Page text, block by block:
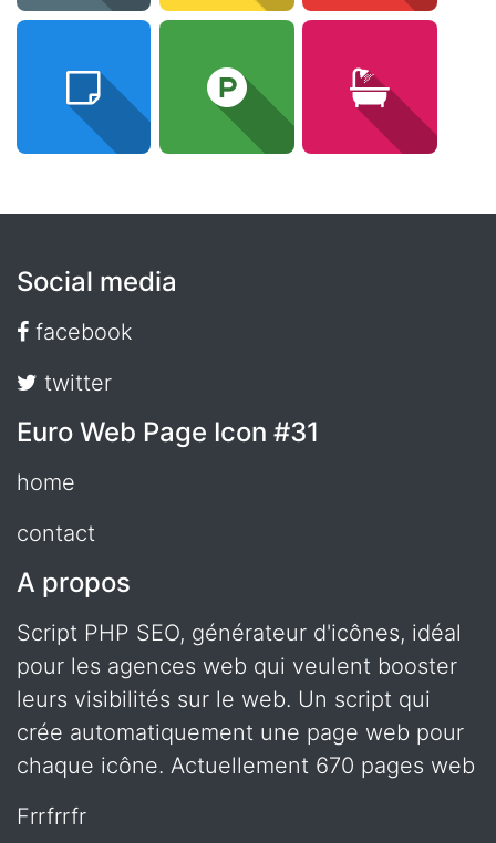
Social media
facebook
twitter
Euro Web Page Icon #31
home
contact
A propos
Script PHP SEO, générateur d'icônes, idéal
pour les agences web qui veulent booster
leurs visibilités sur le web. Un script qui
crée automatiquement une page web pour
chaque icône. Actuellement 670 pages web
frrfrrfr